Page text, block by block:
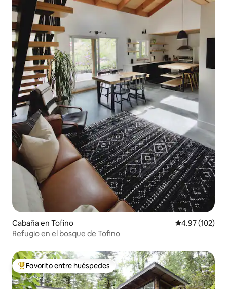
Cabaña en Tofino Calificación
4.97 (102)
Refugio en el bosque de Tofino
Favorito entre huéspedes preferido
Favorito entre huéspedes